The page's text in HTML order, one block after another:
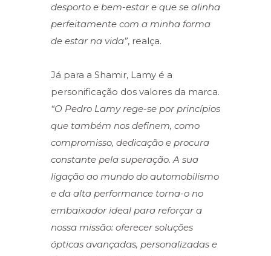
desporto e bem-estar e que se alinha
perfeitamente com a minha forma
de estar na vida”, realça.
Já para a Shamir, Lamy é a
personificação dos valores da marca.
“O Pedro Lamy rege-se por princípios
que também nos definem, como
compromisso, dedicação e procura
constante pela superação. A sua
ligação ao mundo do automobilismo
e da alta performance torna-o no
embaixador ideal para reforçar a
nossa missão: oferecer soluções
ópticas avançadas, personalizadas e